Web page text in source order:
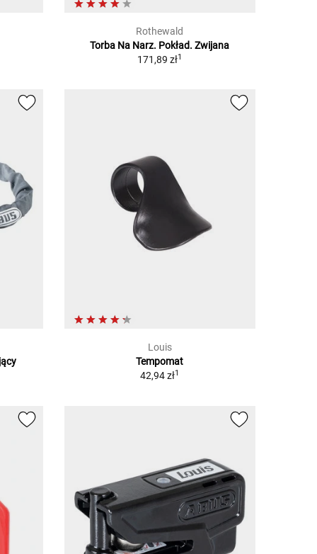
Rothewald
Torba Na Narz. Pokład. Zwijana
171,89 zł1
Louis
Tempomat
42,94 zł1